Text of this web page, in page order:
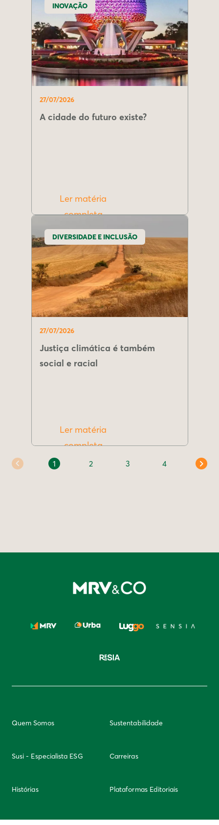
INOVAÇÃO
27/07/2026
A cidade do futuro existe?
Ler matéria
completa
DIVERSIDADE E INCLUSÃO
27/07/2026
Justiça climática é também
social e racial
Ler matéria
completa
1 2 3 4
Quem Somos Sustentabilidade
Susi - Especialista ESG Carreiras
Histórias Plataformas Editoriais
Newsletter Integridade